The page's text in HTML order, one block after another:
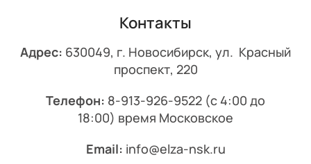
Контакты
Адрес: 630049, г. Новосибирск, ул. Красный
проспект, 220
Телефон: 8-913-926-9522 (с 4:00 до
18:00) время Московское
Email: info@elza-nsk.ru